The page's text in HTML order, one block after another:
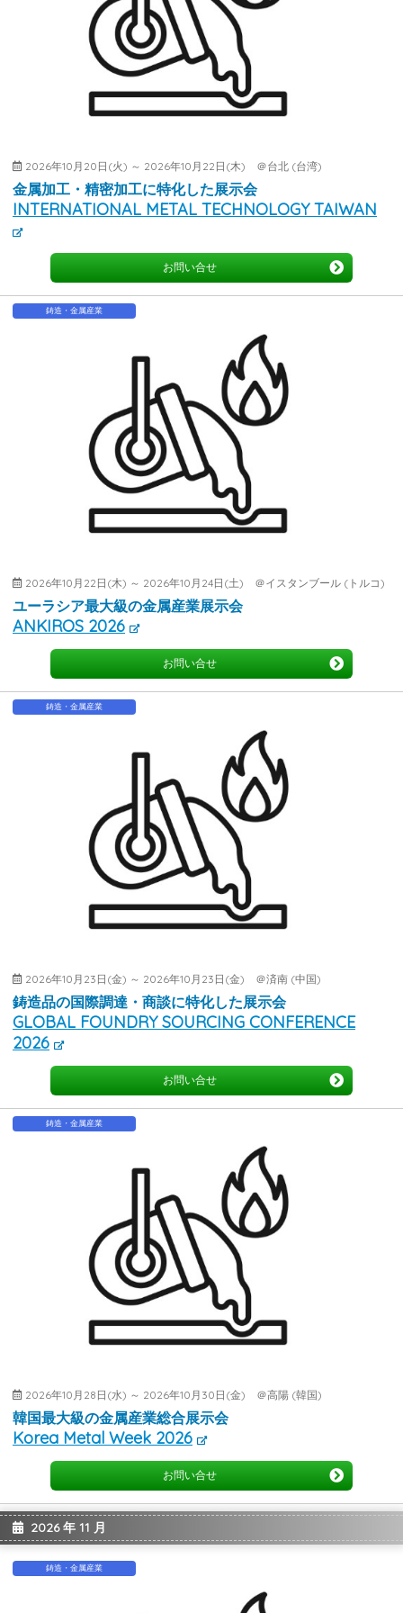
2026年10月20日(火) ～ 2026年10月22日(木) ＠台北 (台湾)
金属加工・精密加工に特化した展示会
INTERNATIONAL METAL TECHNOLOGY TAIWAN
お問い合せ
鋳造・金属産業
2026年10月22日(木) ～ 2026年10月24日(土) ＠イスタンブール (トルコ)
ユーラシア最大級の金属産業展示会
ANKIROS 2026
お問い合せ
鋳造・金属産業
2026年10月23日(金) ～ 2026年10月23日(金) ＠済南 (中国)
鋳造品の国際調達・商談に特化した展示会
GLOBAL FOUNDRY SOURCING CONFERENCE
2026
お問い合せ
鋳造・金属産業
2026年10月28日(水) ～ 2026年10月30日(金) ＠高陽 (韓国)
韓国最大級の金属産業総合展示会
Korea Metal Week 2026
お問い合せ
2026 年 11 月
鋳造・金属産業